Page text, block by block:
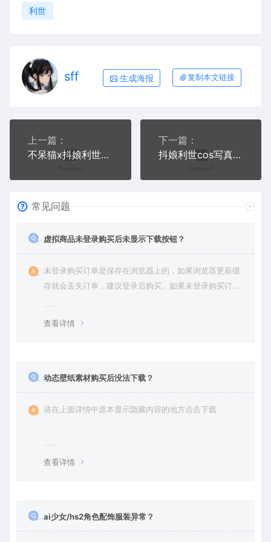
利世
sff 生成海报 复制本文链接
上一篇：
不呆猫x抖娘利世cos写真合集
下一篇：
抖娘利世cos写真合集八
常见问题
虚拟商品未登录购买后未显示下载按钮？
未登录购买订单是保存在浏览器上的，如果浏览器更新缓
存就会丢失订单，建议登录后购买。如果未登录购买订单
查看详情
动态壁纸素材购买后没法下载？
请在上面详情中原本显示隐藏内容的地方点击下载
查看详情
ai少女/hs2角色配饰服装异常？